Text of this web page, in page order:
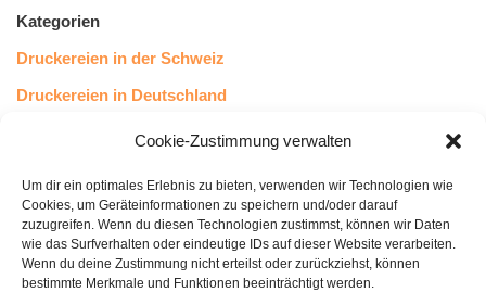
Cookie-Zustimmung verwalten
Um dir ein optimales Erlebnis zu bieten, verwenden wir Technologien wie
Cookies, um Geräteinformationen zu speichern und/oder darauf
zuzugreifen. Wenn du diesen Technologien zustimmst, können wir Daten
wie das Surfverhalten oder eindeutige IDs auf dieser Website verarbeiten.
Wenn du deine Zustimmung nicht erteilst oder zurückziehst, können
bestimmte Merkmale und Funktionen beeinträchtigt werden.
Kategorien
Druckereien in der Schweiz
Druckereien in Deutschland
Druckereien in Österreich
Kundenstimmen